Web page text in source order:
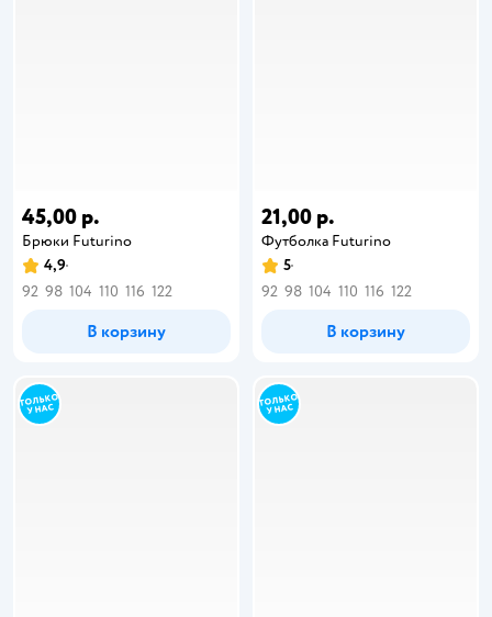
45,00 р.
Брюки Futurino
4,9
92 98 104 110 116 122
В корзину
21,00 р.
Футболка Futurino
5
92 98 104 110 116 122
В корзину